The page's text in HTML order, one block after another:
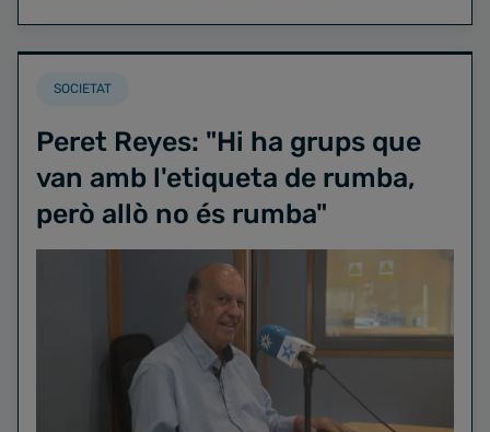
SOCIETAT
Peret Reyes: "Hi ha grups que
van amb l'etiqueta de rumba,
però allò no és rumba"